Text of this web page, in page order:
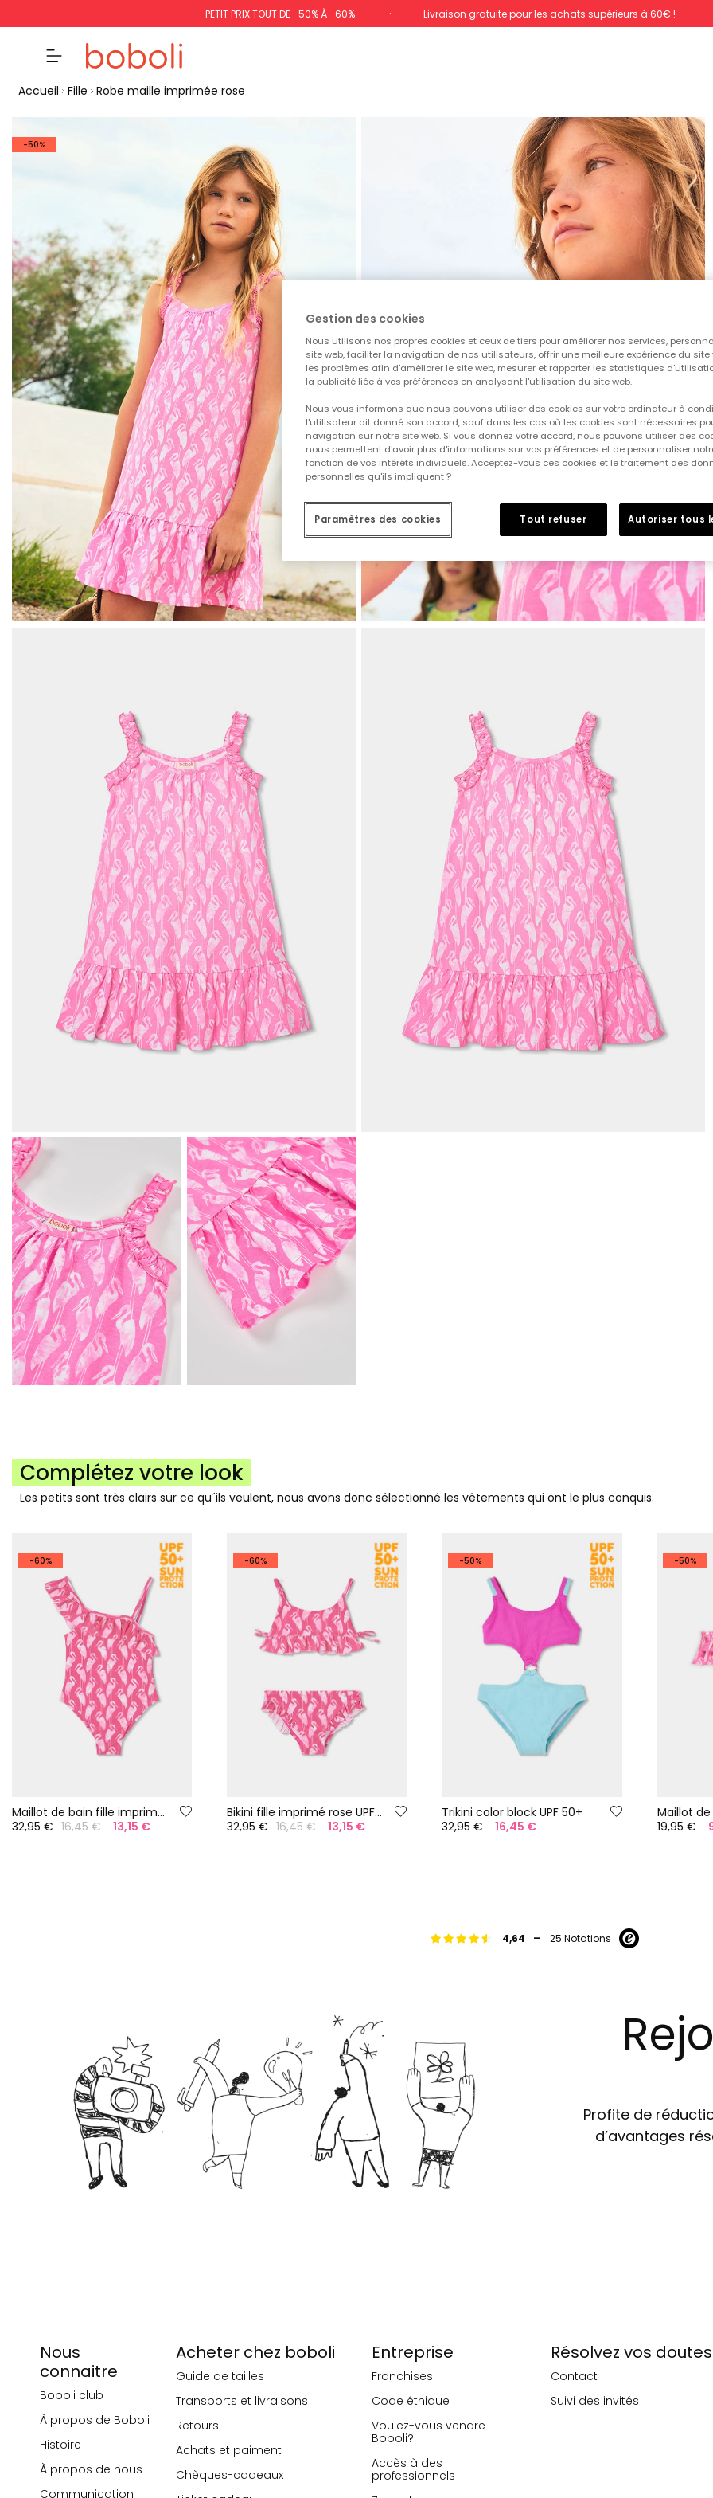
PETIT PRIX TOUT DE -50% À -60% Livraison gratuite pour les achats supérieurs à 60€ !
Accueil Fille Robe maille imprimée rose
-50%
Complétez votre look
Les petits sont très clairs sur ce qu´ils veulent, nous avons donc sélectionné les vêtements qui ont le plus conquis.
-60%
Maillot de bain fille imprimé rose UPF50+
32,95 € 16,45 € 13,15 €
-60%
Bikini fille imprimé rose UPF50+
32,95 € 16,45 € 13,15 €
-50%
Trikini color block UPF 50+
32,95 €
16,45 €
-50%
19,95 €
4,64 - 25 Notations
Profite de
d’avantages
Nous
connaitre
Boboli club
À propos de Boboli
Histoire
À propos de nous
Communication
Acheter chez boboli
Guide de tailles
Transports et livraisons
Retours
Achats et paiment
Chèques-cadeaux
Entreprise
Franchises
Code éthique
Voulez-vous vendre
Boboli?
Accès à des
professionnels
Résolvez vos doutes
Contact
Suivi des invités
Gestion des cookies
Nous utilisons nos propres cookies et ceux de tiers pour améliorer nos services,
site web, faciliter la navigation de nos utilisateurs, offrir une meilleure expérience du site
les problèmes afin d'améliorer le site web, mesurer et rapporter les statistiques
la publicité liée à vos préférences en analysant l'utilisation du site web.
Nous vous informons que nous pouvons utiliser des cookies sur votre ordinateur à
l'utilisateur ait donné son accord, sauf dans les cas où les cookies sont nécessaires
navigation sur notre site web. Si vous donnez votre accord, nous pouvons utiliser des
nous permettent d'avoir plus d'informations sur vos préférences et de personnaliser
fonction de vos intérêts individuels. Acceptez-vous ces cookies et le traitement des
personnelles qu'ils impliquent ?
Tout refuser Autoriser tous
Paramètres des cookies